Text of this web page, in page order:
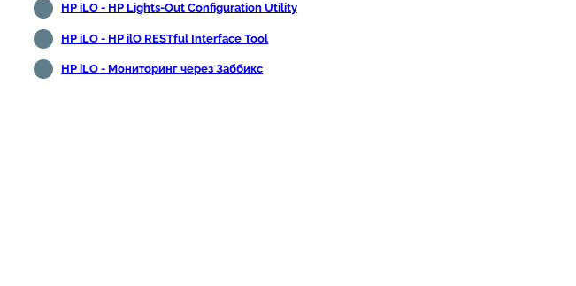
HP iLO - HP Lights-Out Configuration Utility
HP iLO - HP ilO RESTful Interface Tool
HP iLO - Мониторинг через Заббикс